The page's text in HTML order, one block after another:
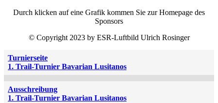
Durch klicken auf eine Grafik kommen Sie zur Homepage des
Sponsors
© Copyright 2023 by ESR-Luftbild Ulrich Rosinger
Turnierseite
1. Trail-Turnier Bavarian Lusitanos
Ausschreibung
1. Trail-Turnier Bavarian Lusitanos